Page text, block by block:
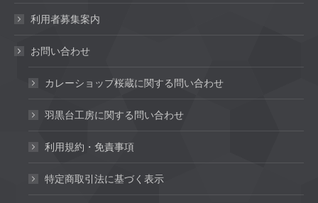
利用者募集案内
お問い合わせ
カレーショップ桜蔵に関する問い合わせ
羽黒台工房に関する問い合わせ
利用規約・免責事項
特定商取引法に基づく表示